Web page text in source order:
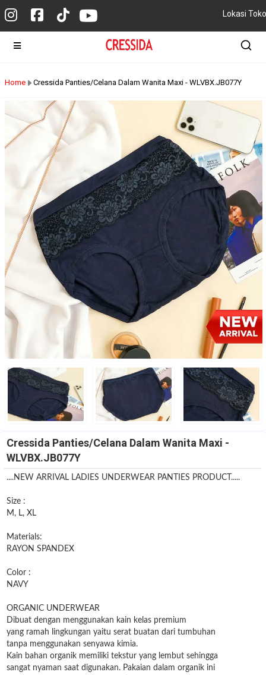
Lokasi Toko
Home Cressida Panties/Celana Dalam Wanita Maxi - WLVBX.JB077Y
Cressida Panties/Celana Dalam Wanita Maxi -
WLVBX.JB077Y
....NEW ARRIVAL LADIES UNDERWEAR PANTIES PRODUCT.....
Size :
M, L, XL
Materials:
RAYON SPANDEX
Color :
NAVY
ORGANIC UNDERWEAR
Dibuat dengan menggunakan kain kelas premium
yang ramah lingkungan yaitu serat buatan dari tumbuhan
tanpa menggunakan senyawa kimia.
Kain bahan organik memiliki tekstur yang lembut sehingga
sangat nyaman saat digunakan. Pakaian dalam organik ini